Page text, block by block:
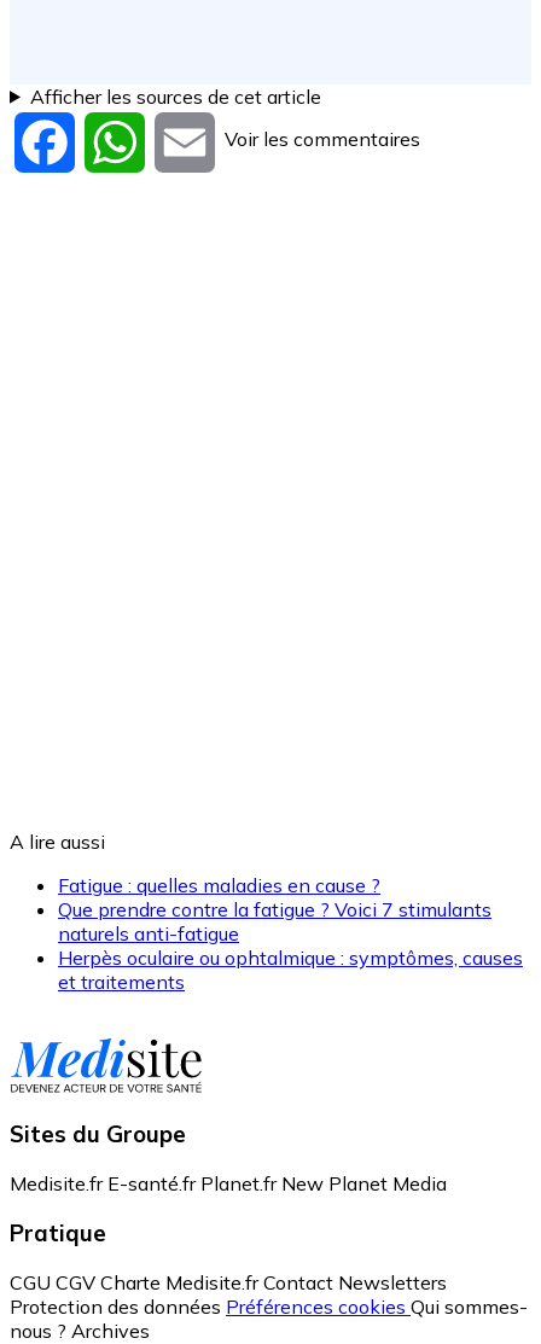
Afficher les sources de cet article
Facebook WhatsApp
Email
Voir les commentaires
A lire aussi
Fatigue : quelles maladies en cause ?
Que prendre contre la fatigue ? Voici 7 stimulants
naturels anti-fatigue
Herpès oculaire ou ophtalmique : symptômes, causes
et traitements
Sites du Groupe
Medisite.fr E-santé.fr Planet.fr New Planet Media
Pratique
CGU CGV Charte Medisite.fr Contact Newsletters
Protection des données Préférences cookies Qui sommes-
nous ? Archives